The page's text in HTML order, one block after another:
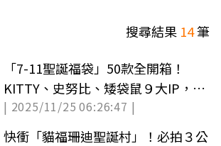
搜尋結果 14筆
「7-11聖誕福袋」50款全開箱！
KITTY、史努比、矮袋鼠９大IP，開
賣時間、品項
| 2025/11/25 06:26:47 |
快衝「貓福珊迪聖誕村」！必拍３公